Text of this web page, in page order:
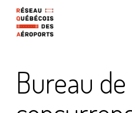
Skip
Bureau